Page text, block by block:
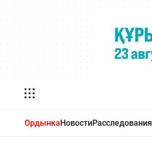
ОрдынкаНовостиРасследования